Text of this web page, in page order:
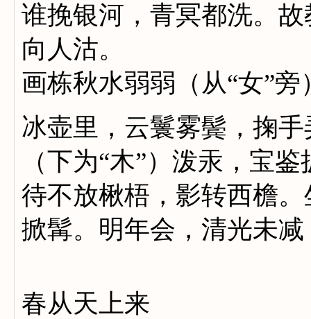
谁挽银河，青冥都洗。
向人沽。
画栋秋水弱弱（从“女”
冰壶里，云鬟雾鬓，掬
（下为“木”）泼汞，宝
待不放楸梧，影转西檐
掀髯。明年会，清光未
春从天上来